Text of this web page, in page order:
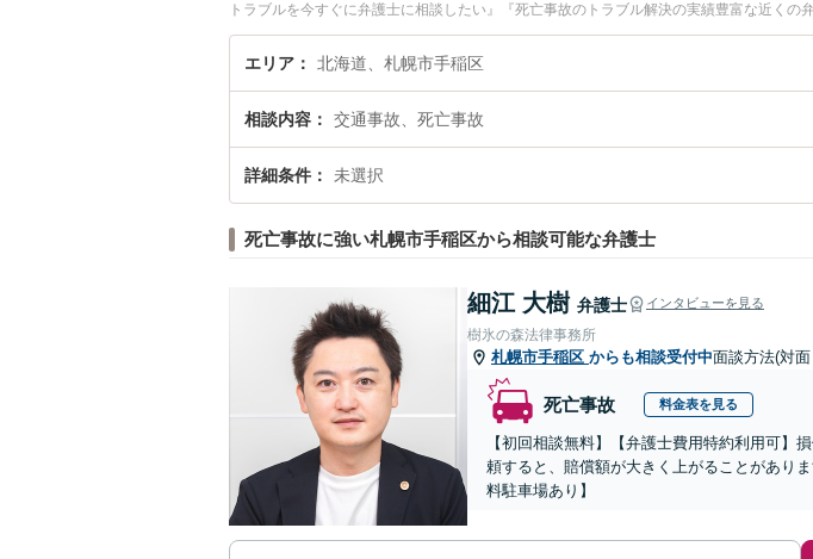
トラブルを今すぐに弁護士に相談したい』『死亡事故のトラブル解決の実績豊富な近く
士に相談予約したい』などでお困りの相談者さんにおすすめです。
エリア 北海道、札幌市手稲区
相談内容 交通事故、死亡事故
詳細条件 未選択
死亡事故に強い札幌市手稲区から相談可能な弁護士
細江 大樹 弁護士 インタビューを見る
樹氷の森法律事務所
札幌市手稲区 からも相談受付中面談方法(対
死亡事故 料金表を見る
【初回相談無料】【弁護士費用特約利用可】
頼すると、賠償額が大きく上がることがあり
料駐車場あり】